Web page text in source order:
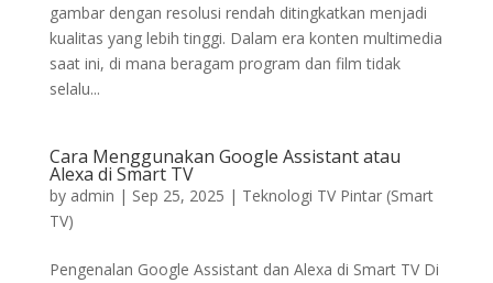
gambar dengan resolusi rendah ditingkatkan menjadi
kualitas yang lebih tinggi. Dalam era konten multimedia
saat ini, di mana beragam program dan film tidak
selalu...
Cara Menggunakan Google Assistant atau
Alexa di Smart TV
by admin | Sep 25, 2025 | Teknologi TV Pintar (Smart
TV)
Pengenalan Google Assistant dan Alexa di Smart TV Di